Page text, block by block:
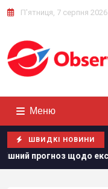
П'ятниця, 7 серпня 2026
Меню
ШВИДКІ НОВИНИ
прогноз щодо